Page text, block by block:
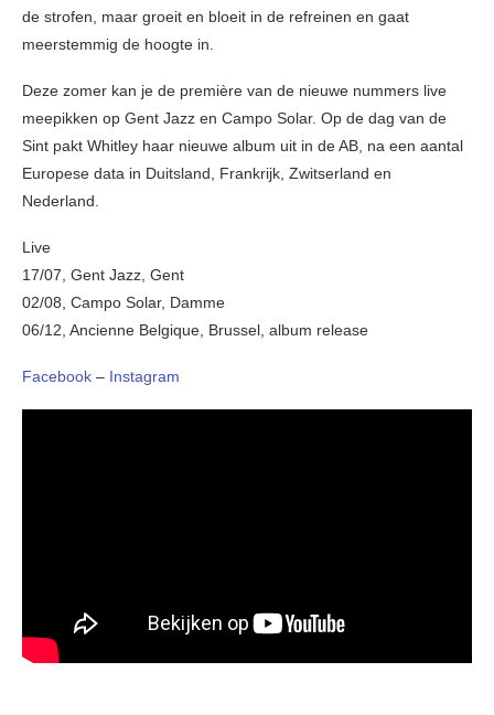
de strofen, maar groeit en bloeit in de refreinen en gaat
meerstemmig de hoogte in.
Deze zomer kan je de première van de nieuwe nummers live
meepikken op Gent Jazz en Campo Solar. Op de dag van de
Sint pakt Whitley haar nieuwe album uit in de AB, na een aantal
Europese data in Duitsland, Frankrijk, Zwitserland en
Nederland.
Live
17/07, Gent Jazz, Gent
02/08, Campo Solar, Damme
06/12, Ancienne Belgique, Brussel, album release
Facebook – Instagram